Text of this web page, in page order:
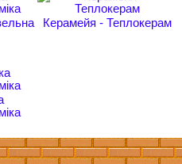
Керамейя - Теплокерам